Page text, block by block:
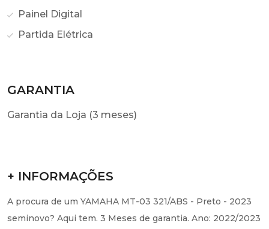
Painel Digital
Partida Elétrica
GARANTIA
Garantia da Loja (3 meses)
+ INFORMAÇÕES
A procura de um YAMAHA MT-03 321/ABS - Preto - 2023
seminovo? Aqui tem. 3 Meses de garantia. Ano: 2022/2023